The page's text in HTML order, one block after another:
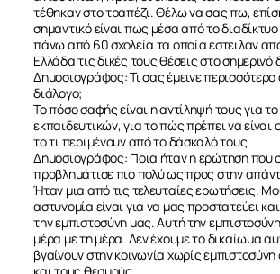
τέθηκαν στο τραπέζι. Θέλω να σας πω,
σημαντικό είναι πως μέσα από το
πάνω από 60 σχολεία τα οποία έστειλαν
Ελλάδα τις δικές τους θέσεις στο σημερινό
Δημοσιογράφος: Τι σας έμεινε
διάλογο;
Το πόσο σαφής είναι η αντίληψή τους για
εκπαιδευτικών, για το πώς πρέπει να είναι
το τι περιμένουν από το δάσκαλό τους.
Δημοσιογράφος: Ποια ήταν η ερώτηση που
προβλημάτισε πιο πολύ ως προς στην
Ήταν μια από τις τελευταίες ερωτήσεις.
αστυνομία είναι για να μας προστατεύει
την εμπιστοσύνη μας. Αυτή την
μέρα με τη μέρα. Δεν έχουμε το δικαίωμα
βγαίνουν στην κοινωνία χωρίς